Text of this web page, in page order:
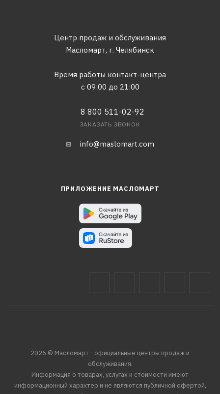
Центр продаж и обслуживания
Масломарт, г. Челябинск
Время работы контакт-центра
с 09:00 до 21:00
8 800 511-02-92
ЗАКАЗАТЬ ЗВОНОК
info@maslomart.com
ПРИЛОЖЕНИЕ МАСЛОМАРТ
2026 © Масломарт - официальные центры продаж и
обслуживания.
Информация о товарах, услугах и стоимости имеют
информационный характер и не являются публичной офертой,